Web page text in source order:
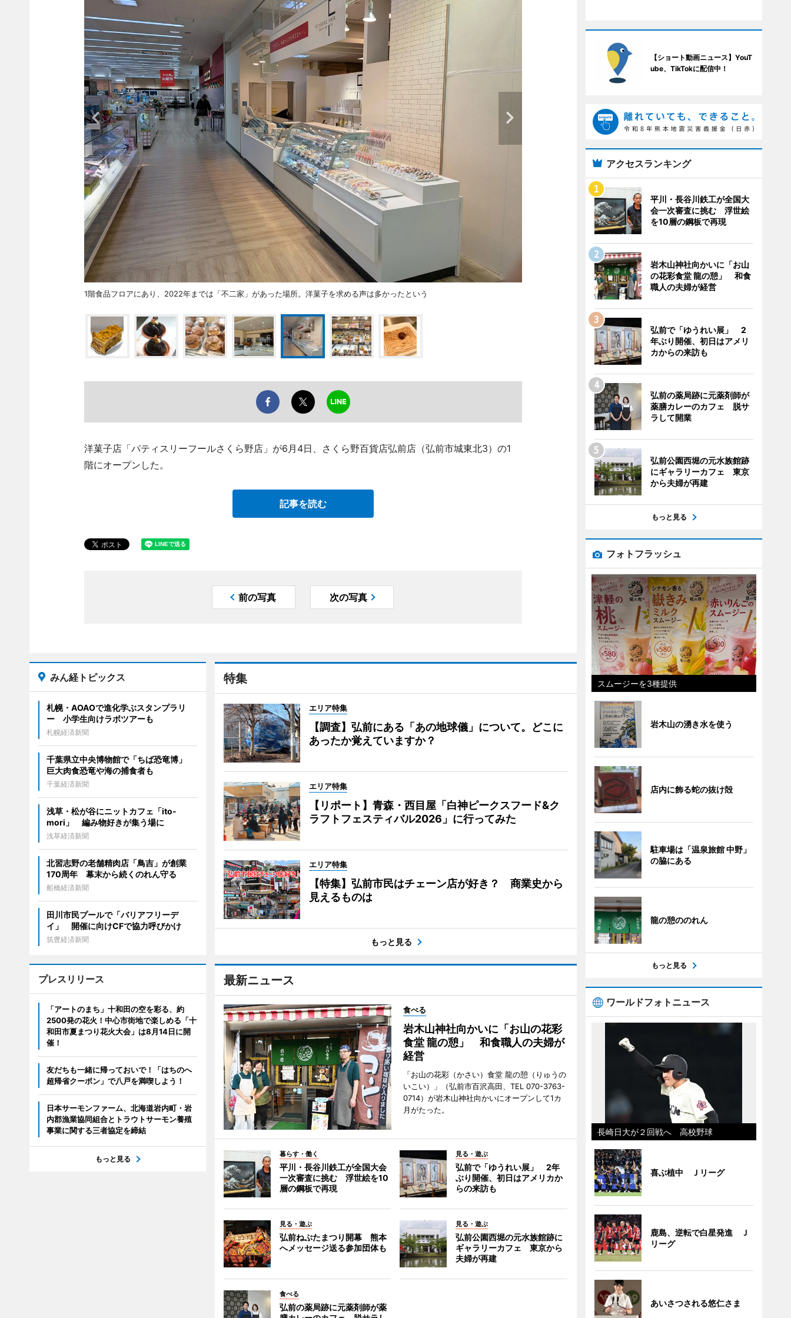
1階食品フロアにあり、2022年までは「不二家」があった場所。洋菓子を求める声は多かったという
洋菓子店「パティスリーフールさくら野店」が6月4日、さくら野百貨店弘前店（弘前市城東北3）の1
階にオープンした。
記事を読む
前の写真 次の写真
特集
エリア特集
【調査】弘前にある「あの地球儀」について。どこに
あったか覚えていますか？
エリア特集
【リポート】青森・西目屋「白神ピークスフード&ク
ラフトフェスティバル2026」に行ってみた
エリア特集
【特集】弘前市民はチェーン店が好き？ 商業史から
見えるものは
もっと見る
最新ニュース
食べる
岩木山神社向かいに「お山の花彩
食堂 龍の憩」 和食職人の夫婦が
経営
「お山の花彩（かさい）食堂 龍の憩（りゅうの
いこい）」（弘前市百沢高田、TEL 070-3763-
0714）が岩木山神社向かいにオープンして1カ
月がたった。
暮らす・働く
平川・長谷川鉄工が全国大会
一次審査に挑む 浮世絵を10
層の鋼板で再現
見る・遊ぶ
弘前で「ゆうれい展」 2年
ぶり開催、初日はアメリカか
らの来訪も
見る・遊ぶ
弘前ねぷたまつり開幕 熊本
へメッセージ送る参加団体も
見る・遊ぶ
弘前公園西堀の元水族館跡に
ギャラリーカフェ 東京から
夫婦が再建
食べる
弘前の薬局跡に元薬剤師が薬
みん経トピックス
札幌・AOAOで進化学ぶスタンプラリ
ー 小学生向けラボツアーも
札幌経済新聞
千葉県立中央博物館で「ちば恐竜博」
巨大肉食恐竜や海の捕食者も
千葉経済新聞
浅草・松が谷にニットカフェ「ito-
mori」 編み物好きが集う場に
浅草経済新聞
北習志野の老舗精肉店「鳥吉」が創業
170周年 幕末から続くのれん守る
船橋経済新聞
田川市民プールで「バリアフリーデ
イ」 開催に向けCFで協力呼びかけ
筑豊経済新聞
プレスリリース
「アートのまち」十和田の空を彩る、約
2500発の花火！中心市街地で楽しめる「十
和田市夏まつり花火大会」は8月14日に開
催！
友だちも一緒に帰っておいで！「はちのへ
超帰省クーポン」で八戸を満喫しよう！
日本サーモンファーム、北海道岩内町・岩
内郡漁業協同組合とトラウトサーモン養殖
事業に関する三者協定を締結
もっと見る
【ショート動画ニュース】YouT
ube、TikTokに配信中！
アクセスランキング
平川・長谷川鉄工が全国大
会一次審査に挑む 浮世絵
を10層の鋼板で再現
岩木山神社向かいに「お山
の花彩食堂 龍の憩」 和食
職人の夫婦が経営
弘前で「ゆうれい展」 2
年ぶり開催、初日はアメリ
カからの来訪も
弘前の薬局跡に元薬剤師が
薬膳カレーのカフェ 脱サ
ラして開業
弘前公園西堀の元水族館跡
にギャラリーカフェ 東京
から夫婦が再建
もっと見る
フォトフラッシュ
スムージーを3種提供
岩木山の湧き水を使う
店内に飾る蛇の抜け殻
駐車場は「温泉旅館 中野」
の脇にある
龍の憩ののれん
もっと見る
ワールドフォトニュース
長崎日大が２回戦へ 高校野球
喜ぶ植中 Ｊリーグ
鹿島、逆転で白星発進 Ｊ
リーグ
あいさつされる悠仁さま